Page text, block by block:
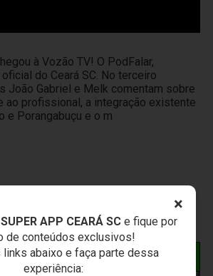
×
SUPER APP CEARÁ SCe fique por
de conteúdos exclusivos!
links abaixo e faça parte dessa
experiência:
à Vozão TV! O PodFalar,
do Ceará SC. No terceiro
João Gabriel e Melk comentam sobre
ao profissional, a integração existente
e Porangabuçu e o m